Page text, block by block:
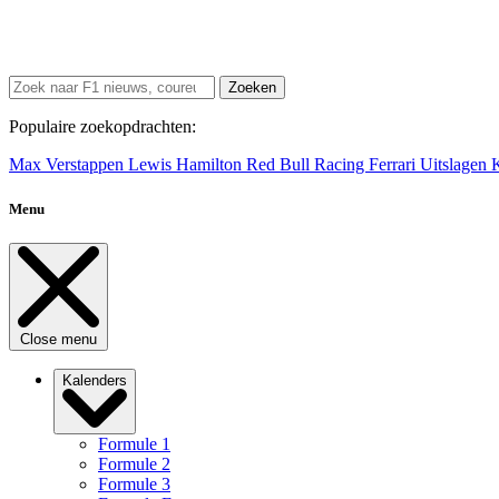
Zoeken
Populaire zoekopdrachten:
Max Verstappen Lewis Hamilton Red Bull Racing Ferrari Uitslagen
Menu
Close menu
Kalenders
Formule 1
Formule 2
Formule 3